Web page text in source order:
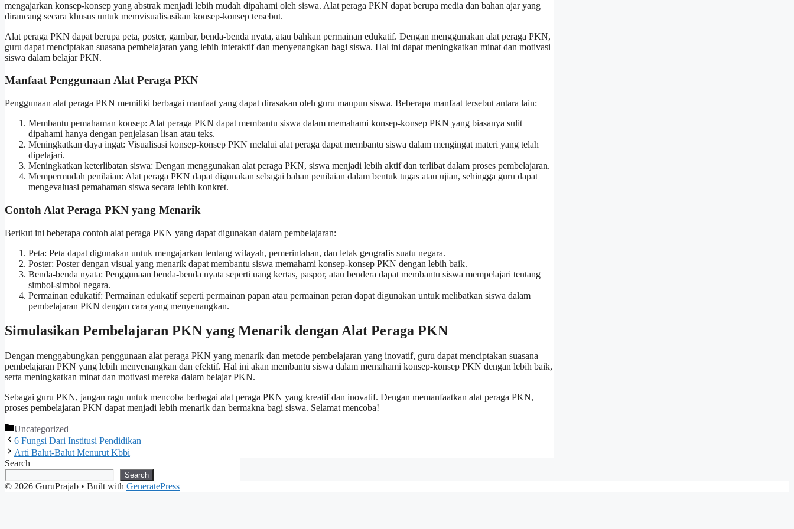
mengajarkan konsep-konsep yang abstrak menjadi lebih mudah dipahami oleh siswa. Alat peraga PKN dapat berupa media dan bahan ajar yang
dirancang secara khusus untuk memvisualisasikan konsep-konsep tersebut.
Alat peraga PKN dapat berupa peta, poster, gambar, benda-benda nyata, atau bahkan permainan edukatif. Dengan menggunakan alat peraga PKN,
guru dapat menciptakan suasana pembelajaran yang lebih interaktif dan menyenangkan bagi siswa. Hal ini dapat meningkatkan minat dan motivasi
siswa dalam belajar PKN.
Manfaat Penggunaan Alat Peraga PKN
Penggunaan alat peraga PKN memiliki berbagai manfaat yang dapat dirasakan oleh guru maupun siswa. Beberapa manfaat tersebut antara lain:
Membantu pemahaman konsep: Alat peraga PKN dapat membantu siswa dalam memahami konsep-konsep PKN yang biasanya sulit
dipahami hanya dengan penjelasan lisan atau teks.
Meningkatkan daya ingat: Visualisasi konsep-konsep PKN melalui alat peraga dapat membantu siswa dalam mengingat materi yang telah
dipelajari.
Meningkatkan keterlibatan siswa: Dengan menggunakan alat peraga PKN, siswa menjadi lebih aktif dan terlibat dalam proses pembelajaran.
Mempermudah penilaian: Alat peraga PKN dapat digunakan sebagai bahan penilaian dalam bentuk tugas atau ujian, sehingga guru dapat
mengevaluasi pemahaman siswa secara lebih konkret.
Contoh Alat Peraga PKN yang Menarik
Berikut ini beberapa contoh alat peraga PKN yang dapat digunakan dalam pembelajaran:
Peta: Peta dapat digunakan untuk mengajarkan tentang wilayah, pemerintahan, dan letak geografis suatu negara.
Poster: Poster dengan visual yang menarik dapat membantu siswa memahami konsep-konsep PKN dengan lebih baik.
Benda-benda nyata: Penggunaan benda-benda nyata seperti uang kertas, paspor, atau bendera dapat membantu siswa mempelajari tentang
simbol-simbol negara.
Permainan edukatif: Permainan edukatif seperti permainan papan atau permainan peran dapat digunakan untuk melibatkan siswa dalam
pembelajaran PKN dengan cara yang menyenangkan.
Simulasikan Pembelajaran PKN yang Menarik dengan Alat Peraga PKN
Dengan menggabungkan penggunaan alat peraga PKN yang menarik dan metode pembelajaran yang inovatif, guru dapat menciptakan suasana
pembelajaran PKN yang lebih menyenangkan dan efektif. Hal ini akan membantu siswa dalam memahami konsep-konsep PKN dengan lebih baik,
serta meningkatkan minat dan motivasi mereka dalam belajar PKN.
Sebagai guru PKN, jangan ragu untuk mencoba berbagai alat peraga PKN yang kreatif dan inovatif. Dengan memanfaatkan alat peraga PKN,
proses pembelajaran PKN dapat menjadi lebih menarik dan bermakna bagi siswa. Selamat mencoba!
Categories
Uncategorized
6 Fungsi Dari Institusi Pendidikan
Arti Balut-Balut Menurut Kbbi
Search
Search
© 2026 GuruPrajab • Built with GeneratePress